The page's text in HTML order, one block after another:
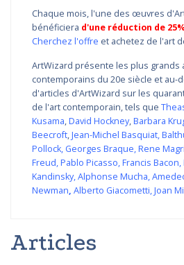
Chaque mois, l'une des œuvres
bénéficiera d'une réduction de
Cherchez l'offre et achetez de l'art
ArtWizard présente les plus
contemporains du 20e siècle et au-
d'articles d'ArtWizard sur les
de l'art contemporain, tels que
Kusama,David Hockney,Barbara
Beecroft,Jean-Michel Basquiat,
Pollock, Georges Braque,Rene
Freud,Pablo Picasso,Francis Bacon,
Kandinsky,Alphonse Mucha,
Newman, Alberto Giacometti,Joan
Articles